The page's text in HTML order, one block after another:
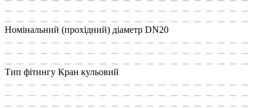
Номінальний (прохідний) діаметр DN20
Тип фітингу Кран кульовий